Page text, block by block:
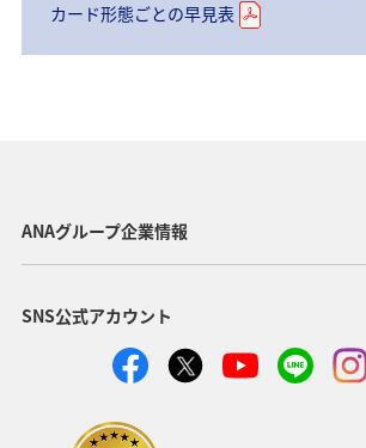
カード形態ごとの早見表
ANAグループ企業情報
SNS公式アカウント